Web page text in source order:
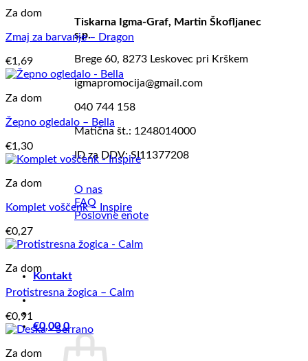
Tiskarna Igma-Graf, Martin Škofljanec
s.p.
Brege 60, 8273 Leskovec pri Krškem
igmapromocija@gmail.com
040 744 158
Matična št.: 1248014000
ID za DDV: SI11377208
O nas
FAQ
Poslovne enote
Kontakt
€0,00 0
Za dom
Zmaj za barvanje – Dragon
€1,69
Za dom
Žepno ogledalo – Bella
€1,30
Za dom
Komplet voščenk – Inspire
€0,27
Za dom
Protistresna žogica – Calm
€0,91
Za dom